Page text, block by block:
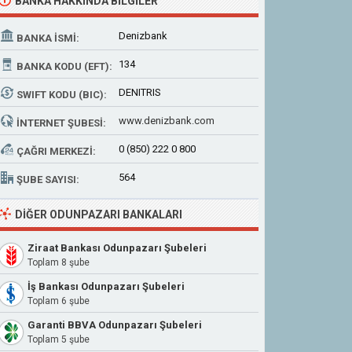
BANKA İSMI: Denizbank
BANKA KODU (EFT): 134
SWIFT KODU (BIC): DENITRIS
İNTERNET ŞUBESI: www.denizbank.com
ÇAĞRI MERKEZI: 0 (850) 222 0 800
ŞUBE SAYISI: 564
DIĞER ODUNPAZARI BANKALARI
Ziraat Bankası Odunpazarı Şubeleri
Toplam 8 şube
İş Bankası Odunpazarı Şubeleri
Toplam 6 şube
Garanti BBVA Odunpazarı Şubeleri
Toplam 5 şube